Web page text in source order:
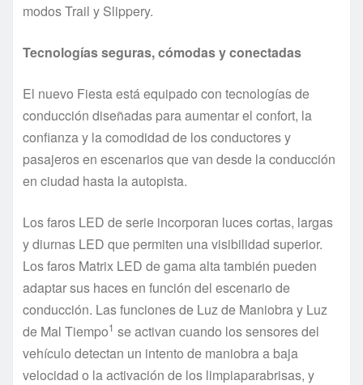
modos Trail y Slippery.
Tecnologías seguras, cómodas y conectadas
El nuevo Fiesta está equipado con tecnologías de
conducción diseñadas para aumentar el confort, la
confianza y la comodidad de los conductores y
pasajeros en escenarios que van desde la conducción
en ciudad hasta la autopista.
Los faros LED de serie incorporan luces cortas, largas
y diurnas LED que permiten una visibilidad superior.
Los faros Matrix LED de gama alta también pueden
adaptar sus haces en función del escenario de
conducción. Las funciones de Luz de Maniobra y Luz
de Mal Tiempo1 se activan cuando los sensores del
vehículo detectan un intento de maniobra a baja
velocidad o la activación de los limpiaparabrisas, y